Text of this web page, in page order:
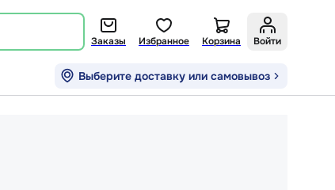
Заказы Избранное Корзина Войти
Выберите доставку или самовывоз